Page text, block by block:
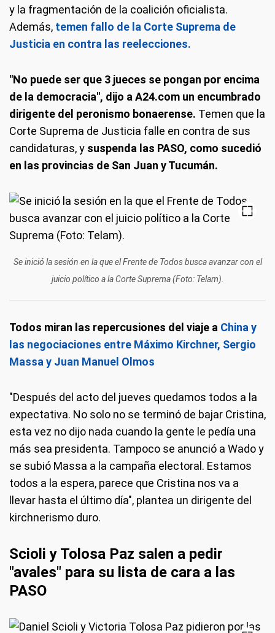
y la fragmentación de la coalición oficialista.
Además, temen fallo de la Corte Suprema de
Justicia en contra las reelecciones.
"No puede ser que 3 jueces se pongan por encima
de la democracia", dijo a A24.com un encumbrado
dirigente del peronismo bonaerense. Temen que la
Corte Suprema de Justicia falle en contra de sus
candidaturas, y suspenda las PASO, como sucedió
en las provincias de San Juan y Tucumán.
Se inició la sesión en la que el Frente de Todos busca avanzar con el
juicio político a la Corte Suprema (Foto: Telam).
Todos miran las repercusiones del viaje a China y
las negociaciones entre Máximo Kirchner, Sergio
Massa y Juan Manuel Olmos
"Después del acto del jueves quedamos todos a la
expectativa. No solo no se terminó de bajar Cristina,
esta vez no dijo nada cuando la gente le pedía una
más sea presidenta. Tampoco se anunció a Wado y
se subió Massa a la campaña electoral. Estamos
todos a la espera, parece que Cristina nos va a
llevar hasta el último día", plantea un dirigente del
kirchnerismo duro.
Scioli y Tolosa Paz salen a pedir
"avales" para su lista de cara a las
PASO